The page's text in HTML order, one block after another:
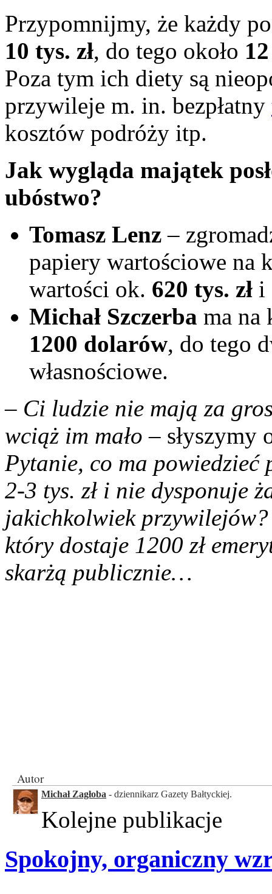
Przypomnijmy, że każdy
10 tys. zł, do tego około
Poza tym ich diety są
przywileje m. in. bezpłatny
kosztów podróży itp.
Jak wygląda majątek
ubóstwo?
Tomasz Lenz –
papiery wartościowe na
wartości ok. 620 tys. zł i
Michał Szczerba ma na
1200 dolarów, do tego
własnościowe.
– Ci ludzie nie mają za
wciąż im mało – słyszymy
Pytanie, co ma
2-3 tys. zł i nie dysponuje
jakichkolwiek
który dostaje 1200 zł
skarżą publicznie…
Autor
Michał Zagłoba - dziennikarz Gazety Bałtyckiej.
Kolejne publikacje
Spokojny, organiczny